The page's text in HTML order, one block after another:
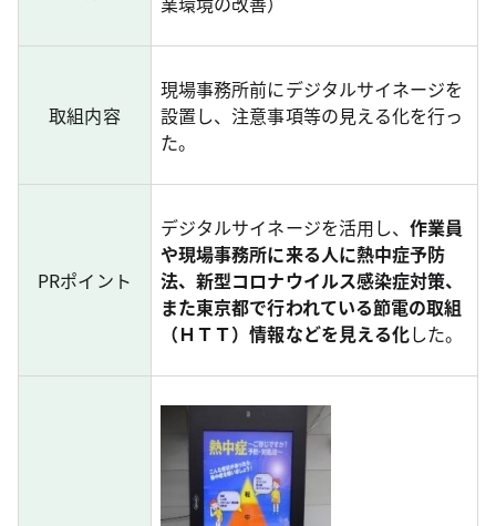
取組内容
現場事務所前にデジタルサイネージを
設置し、注意事項等の見える化を行っ
た。
PRポイント
デジタルサイネージを活用し、作業員
や現場事務所に来る人に熱中症予防
法、新型コロナウイルス感染症対策、
また東京都で行われている節電の取組
（ＨＴＴ）情報などを見える化した。